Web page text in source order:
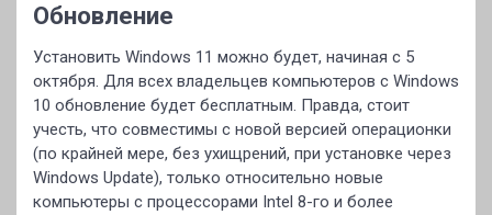
Обновление
Установить Windows 11 можно будет, начиная с 5
октября. Для всех владельцев компьютеров с Windows
10 обновление будет бесплатным. Правда, стоит
учесть, что совместимы с новой версией операционки
(по крайней мере, без ухищрений, при установке через
Windows Update), только относительно новые
компьютеры с процессорами Intel 8-го и более